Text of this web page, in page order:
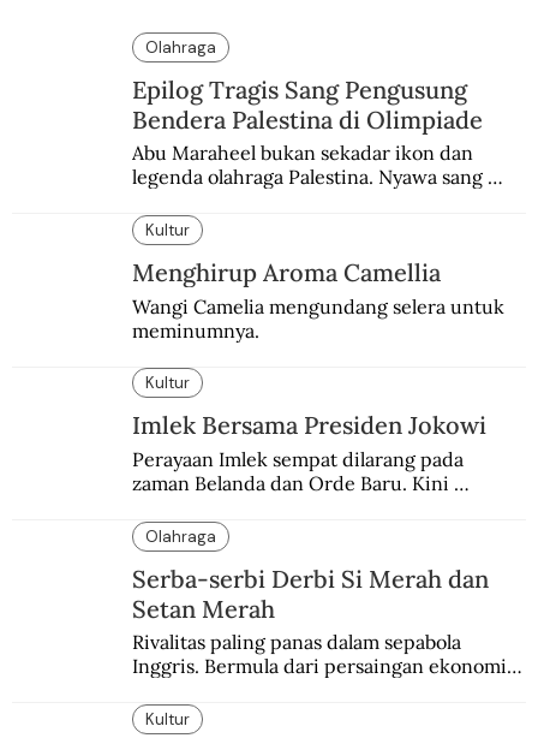
Olahraga
Epilog Tragis Sang Pengusung
Bendera Palestina di Olimpiade
Abu Maraheel bukan sekadar ikon dan
legenda olahraga Palestina. Nyawa sang
memblokade Rafah.
Kultur
Menghirup Aroma Camellia
Wangi Camelia mengundang selera untuk
meminumnya.
Kultur
Imlek Bersama Presiden Jokowi
Perayaan Imlek sempat dilarang pada
zaman Belanda dan Orde Baru. Kini
Olahraga
Serba-serbi Derbi Si Merah dan
Setan Merah
Rivalitas paling panas dalam sepabola
Inggris. Bermula dari persaingan ekonomi
Kultur